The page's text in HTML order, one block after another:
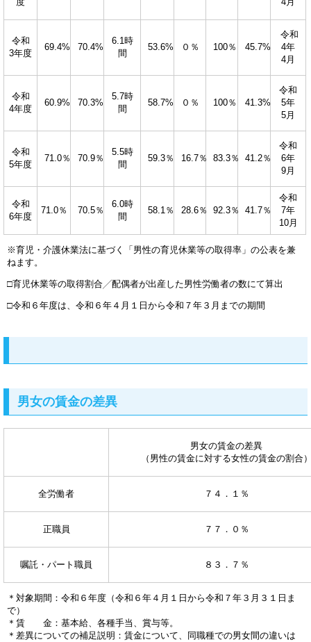
令和
3年度
69.4% 70.4%
6.1時
間
53.6% ０％ 100％ 45.7%
令和
4年
4月
令和
4年度
60.9% 70.3%
5.7時
間
58.7% ０％ 100％ 41.3%
令和
5年
5月
令和
5年度
71.0％ 70.9％
5.5時
間
59.3％ 16.7％ 83.3％ 41.2％
令和
6年
9月
令和
6年度
71.0％ 70.5％
6.0時
間
58.1％ 28.6％ 92.3％ 41.7％
令和
7年
10月
※育児・介護休業法に基づく「男性の育児休業等の取得率」の公表を兼
ねます。
□育児休業等の取得割合╱配偶者が出産した男性労働者の数にて算出
□令和６年度は、令和６年４月１日から令和７年３月までの期間
男女の賃金の差異
男女の賃金の差異
（男性の賃金に対する女性の賃金の割合
全労働者 ７４．１％
正職員 ７７．０％
嘱託・パート職員 ８３．７％
＊対象期間：令和６年度（令和６年４月１日から令和７年３月３１日ま
で）
＊賃 金：基本給、各種手当、賞与等。
＊差異についての補足説明：賃金について、同職種での男女間の違いは